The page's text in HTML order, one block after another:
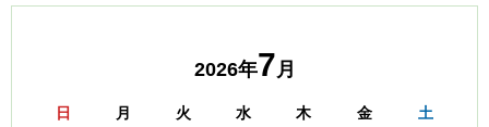
2026年7月
日 月 火 水 木 金
土